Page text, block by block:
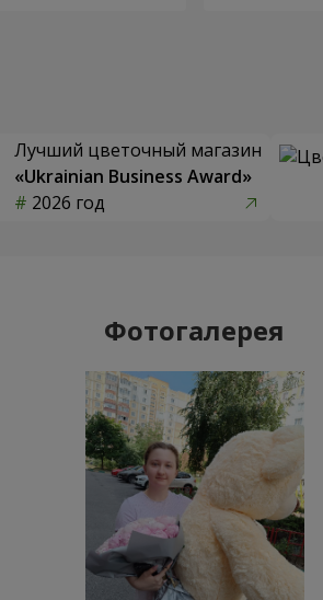
Лучший цветочный магазин
«Ukrainian Business Award»
2026 год
Фотогалерея